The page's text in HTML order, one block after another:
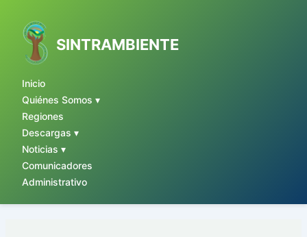
SINTRAMBIENTE
Inicio
Quiénes Somos ▾
Regiones
Descargas ▾
Noticias ▾
Comunicadores
Administrativo
contenido